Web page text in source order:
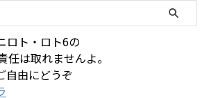
ロト・ロト6の
任は取れませんよ。
自由にどうぞ